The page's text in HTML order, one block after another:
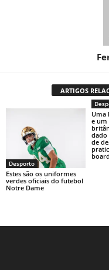
ARTIGOS
Desporto
Estes são os uniformes
verdes oficiais do futebol
Notre Dame
Uma
e um
dado
de